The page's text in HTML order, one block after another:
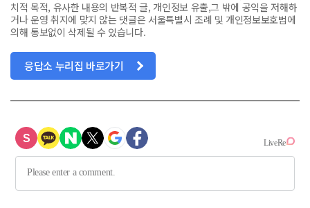
치적 목적, 유사한 내용의 반복적 글, 개인정보 유출,그 밖에 공익을 저해하
거나 운영 취지에 맞지 않는 댓글은 서울특별시 조례 및 개인정보보호법에
의해 통보없이 삭제될 수 있습니다.
응답소 누리집 바로가기